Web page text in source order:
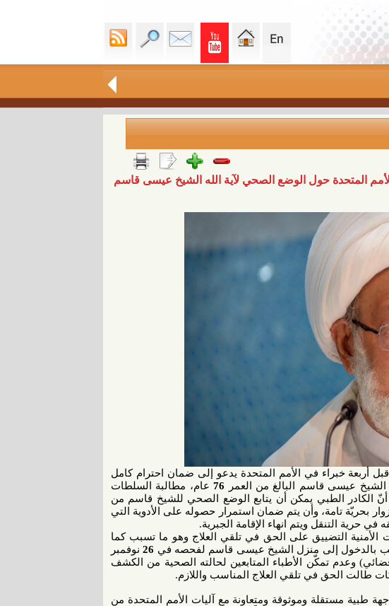
المتحدة حول الوضع الصحي لآية الله الشيخ عيسى قاسم
قبل أربعة خبراء في الأمم المتحدة يدعو إلى ضمان احترام كامل
الشيخ عيسى قاسم البالغ من العمر 76عام، مطالبة السلطات
أنّ الكادر الطبي يمكن أن يتابع الوضع الصحي للشيخ قاسم من
بحريّة تامة، وأن يتم ضمان استمرار حصوله على الأدوية التي
حرية التنقل ويتم انهاء الإقامة الجبرية.
التضييق على الحق في تلقي العلاج وهو ما تسبب كما
بالدخول إلى منزل الشيخ عيسى قاسم لفحصه في 26 نوفمبر
وعدم تمكّن الأطباء المتابعين لحالته الصحية من الكشف
طالت الحق في تلقي العلاج المناسب واللازم.
طبية مستقلة وموثوقة ومتعاونة مع آليات الأمم المتحدة من